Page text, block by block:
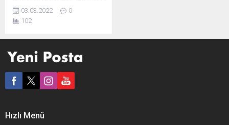
kömür endüstrisine karşı
ambargo uygulama
Rusya’dan kömür ithalatını
ve Avrupa’ya da benzer bir
yol izlemesi çağrısı yaptı.
durdurmak istiyor. Bugün
03.03.2022
0
102
Hızlı Menü